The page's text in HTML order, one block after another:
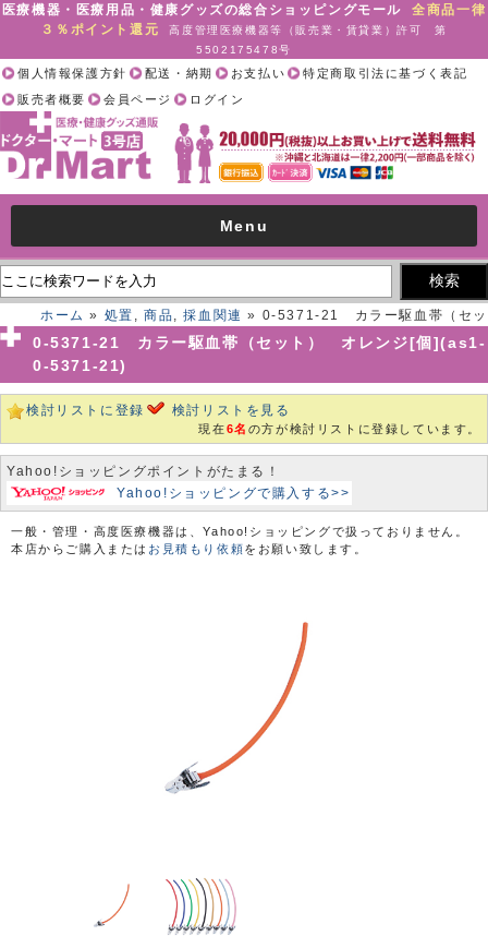
医療機器・医療用品・健康グッズの総合ショッピングモール全商品一律
３％ポイント還元
高度管理医療機器等（販売業・賃貸業）許可 第
5502175478号
個人情報保護方針 配送・納期 お支払い
特定商取引法に基づく表記
販売者概要
会員ページ ログイン
Menu
ホーム » 処置 , 商品,採血関連 » 0-5371-21 カラー駆血帯（セッ
ト） オレンジ[個](as1-0-5371-21)
0-5371-21 カラー駆血帯（セット） オレンジ[個](as1-
0-5371-21)
検討リストに登録 検討リストを見る
現在6名 の方が検討リストに登録しています。
Yahoo!ショッピングポイントがたまる！
Yahoo!ショッピングで購入する>>
一般・管理・高度医療機器は、Yahoo!ショッピングで扱っておりません。
本店からご購入または お見積もり依頼をお願い致します。